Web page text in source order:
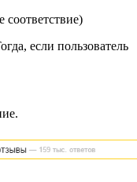
соответствие)
если пользователь